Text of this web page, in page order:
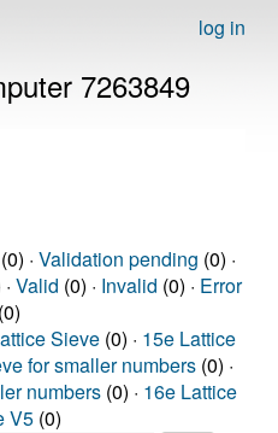
log in
7263849
· Validation pending (0) ·
Valid (0) · Invalid (0) · Error
(0)
Sieve (0) · 15e Lattice
for smaller numbers (0) ·
numbers (0) · 16e Lattice
V5 (0)